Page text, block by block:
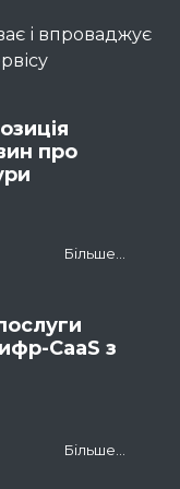
і впроваджує
про
дійсності -
у штатному
однієї з
Більше...
CaaS з
Більше...